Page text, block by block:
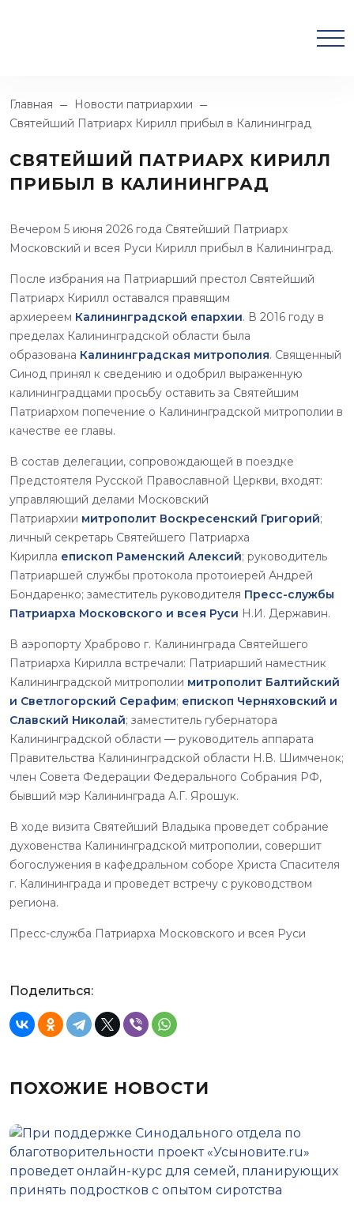
Главная
Новости патриархии
Святейший Патриарх Кирилл прибыл в Калининград
СВЯТЕЙШИЙ ПАТРИАРХ КИРИЛЛ
ПРИБЫЛ В КАЛИНИНГРАД
Вечером 5 июня 2026 года Святейший Патриарх
Московский и всея Руси Кирилл прибыл в Калининград.
После избрания на Патриарший престол Святейший
Патриарх Кирилл оставался правящим
архиереем Калининградской епархии. В 2016 году в
пределах Калининградской области была
образована Калининградская митрополия. Священный
Синод принял к сведению и одобрил выраженную
калининградцами просьбу оставить за Святейшим
Патриархом попечение о Калининградской митрополии в
качестве ее главы.
В состав делегации, сопровождающей в поездке
Предстоятеля Русской Православной Церкви, входят:
управляющий делами Московский
Патриархии митрополит Воскресенский Григорий;
личный секретарь Святейшего Патриарха
Кирилла епископ Раменский Алексий; руководитель
Патриаршей службы протокола протоиерей Андрей
Бондаренко; заместитель руководителя Пресс-службы
Патриарха Московского и всея Руси Н.И. Державин.
В аэропорту Храброво г. Калининграда Святейшего
Патриарха Кирилла встречали: Патриарший наместник
Калининградской митрополии митрополит Балтийский
и Светлогорский Серафим; епископ Черняховский и
Славский Николай; заместитель губернатора
Калининградской области — руководитель аппарата
Правительства Калининградской области Н.В. Шимченок;
член Совета Федерации Федерального Собрания РФ,
бывший мэр Калининграда А.Г. Ярошук.
В ходе визита Святейший Владыка проведет собрание
духовенства Калининградской митрополии, совершит
богослужения в кафедральном соборе Христа Спасителя
г. Калининграда и проведет встречу с руководством
региона.
Пресс-служба Патриарха Московского и всея Руси
Поделиться:
ПОХОЖИЕ НОВОСТИ